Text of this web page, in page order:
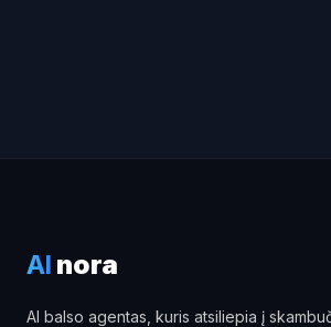
AI nora
AI balso agentas, kuris atsiliepia į